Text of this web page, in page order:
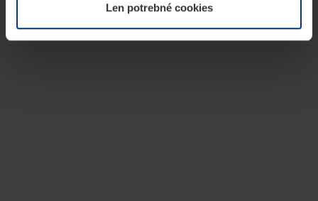
našej webovej stránky.Len potrebné cookies